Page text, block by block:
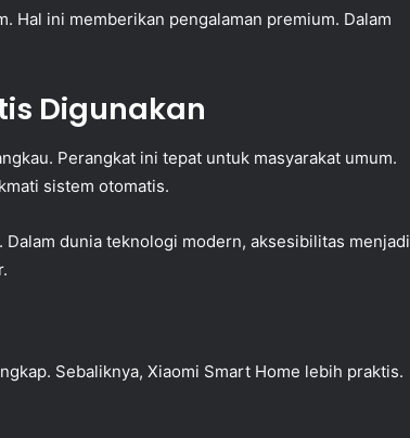
Hal ini memberikan pengalaman premium. Dalam
Digunakan
Perangkat ini tepat untuk masyarakat umum.
sistem otomatis.
dunia teknologi modern, aksesibilitas menjadi
Sebaliknya, Xiaomi Smart Home lebih praktis.